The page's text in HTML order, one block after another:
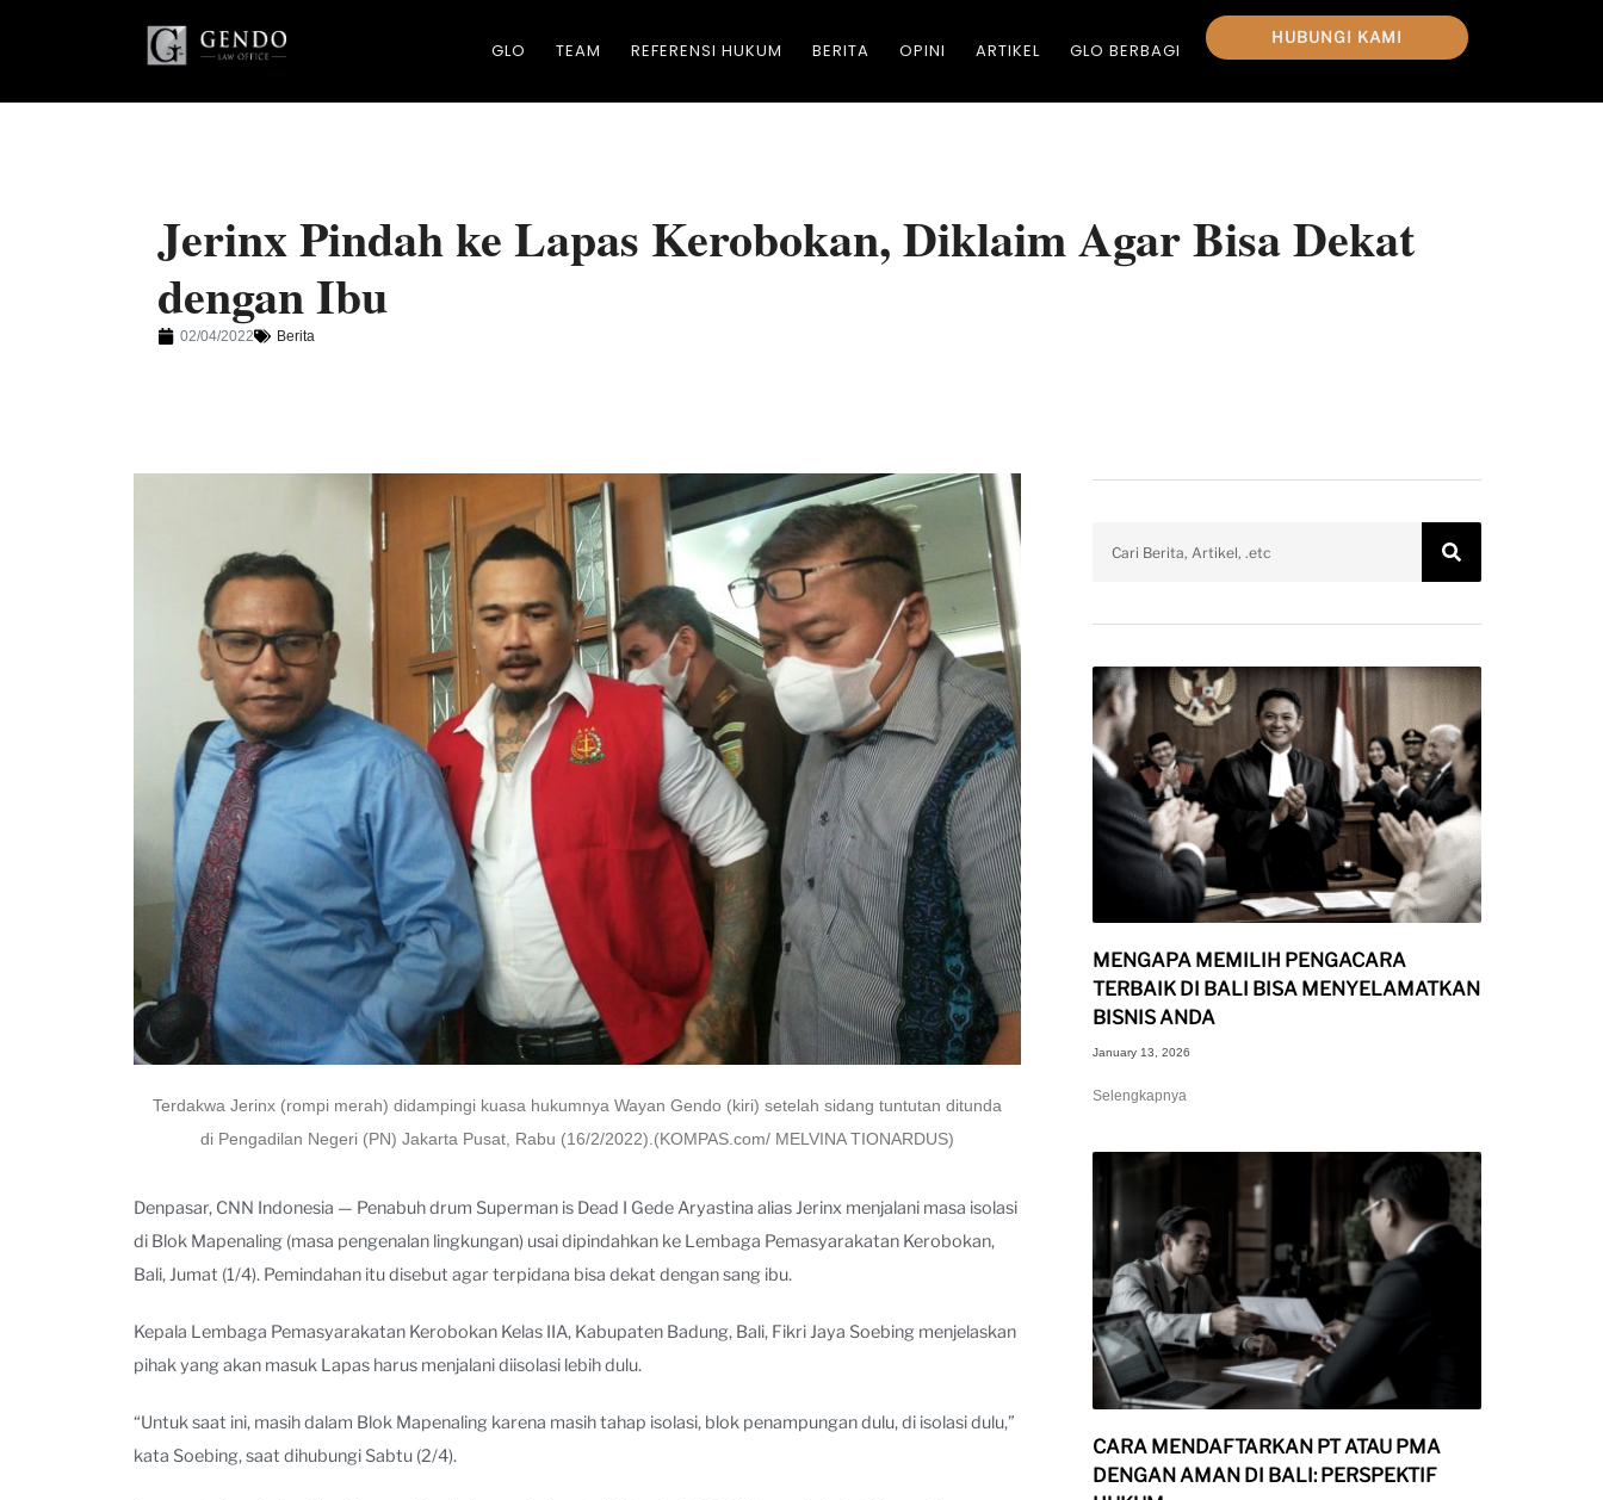
GLO TEAM REFERENSI HUKUM BERITA OPINI ARTIKEL GLO BERBAGI
HUBUNGI KAMI
Jerinx Pindah ke Lapas Kerobokan, Diklaim Agar Bisa Dekat
dengan Ibu
02/04/2022 Berita
Terdakwa Jerinx (rompi merah) didampingi kuasa hukumnya Wayan Gendo (kiri) setelah sidang tuntutan ditunda
di Pengadilan Negeri (PN) Jakarta Pusat, Rabu (16/2/2022).(KOMPAS.com/ MELVINA TIONARDUS)
Denpasar, CNN Indonesia — Penabuh drum Superman is Dead I Gede Aryastina alias Jerinx menjalani masa isolasi
di Blok Mapenaling (masa pengenalan lingkungan) usai dipindahkan ke Lembaga Pemasyarakatan Kerobokan,
Bali, Jumat (1/4). Pemindahan itu disebut agar terpidana bisa dekat dengan sang ibu.
Kepala Lembaga Pemasyarakatan Kerobokan Kelas IIA, Kabupaten Badung, Bali, Fikri Jaya Soebing menjelaskan
pihak yang akan masuk Lapas harus menjalani diisolasi lebih dulu.
“Untuk saat ini, masih dalam Blok Mapenaling karena masih tahap isolasi, blok penampungan dulu, di isolasi dulu,”
kata Soebing, saat dihubungi Sabtu (2/4).
MENGAPA MEMILIH PENGACARA
TERBAIK DI BALI BISA MENYELAMATKAN
BISNIS ANDA
January 13, 2026
Selengkapnya
CARA MENDAFTARKAN PT ATAU PMA
DENGAN AMAN DI BALI: PERSPEKTIF